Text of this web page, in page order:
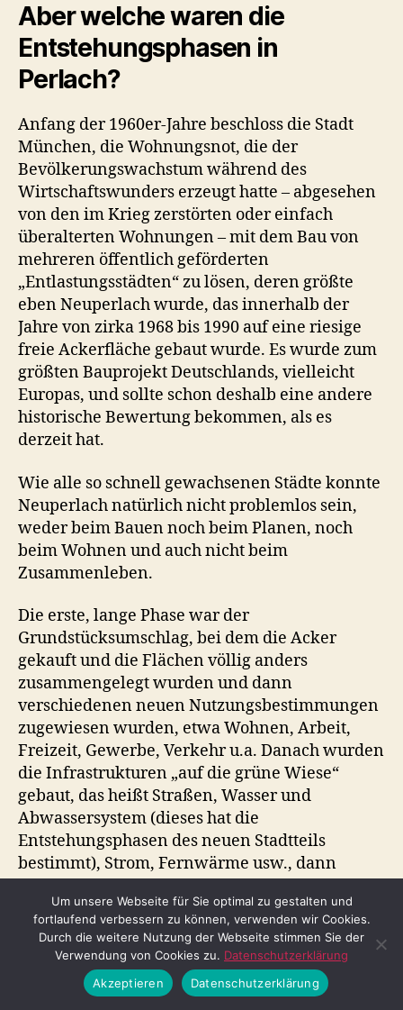
Aber welche waren die
Entstehungsphasen in
Perlach?
Anfang der 1960er-Jahre beschloss die Stadt
München, die Wohnungsnot, die der
Bevölkerungswachstum während des
Wirtschaftswunders erzeugt hatte – abgesehen
von den im Krieg zerstörten oder einfach
überalterten Wohnungen – mit dem Bau von
mehreren öffentlich geförderten
„Entlastungsstädten“ zu lösen, deren größte
eben Neuperlach wurde, das innerhalb der
Jahre von zirka 1968 bis 1990 auf eine riesige
freie Ackerfläche gebaut wurde. Es wurde zum
größten Bauprojekt Deutschlands, vielleicht
Europas, und sollte schon deshalb eine andere
historische Bewertung bekommen, als es
derzeit hat.
Wie alle so schnell gewachsenen Städte konnte
Neuperlach natürlich nicht problemlos sein,
weder beim Bauen noch beim Planen, noch
beim Wohnen und auch nicht beim
Zusammenleben.
Die erste, lange Phase war der
Grundstücksumschlag, bei dem die Acker
gekauft und die Flächen völlig anders
zusammengelegt wurden und dann
verschiedenen neuen Nutzungsbestimmungen
zugewiesen wurden, etwa Wohnen, Arbeit,
Freizeit, Gewerbe, Verkehr u.a. Danach wurden
die Infrastrukturen „auf die grüne Wiese“
gebaut, das heißt Straßen, Wasser und
Abwassersystem (dieses hat die
Entstehungsphasen des neuen Stadtteils
bestimmt), Strom, Fernwärme usw., dann
(1980) dazu.
Die ersten Wohnhäuser entstanden 1967, das
allererste bewohnte Wohnhaus war meines
Wissens ein Punkthaus an der Kreuzung
Um unsere Webseite für Sie optimal zu gestalten und
fortlaufend verbessern zu können, verwenden wir Cookies.
Durch die weitere Nutzung der Webseite stimmen Sie der
Verwendung von Cookies zu. Datenschutzerklärung
Akzeptieren
Datenschutzerklärung